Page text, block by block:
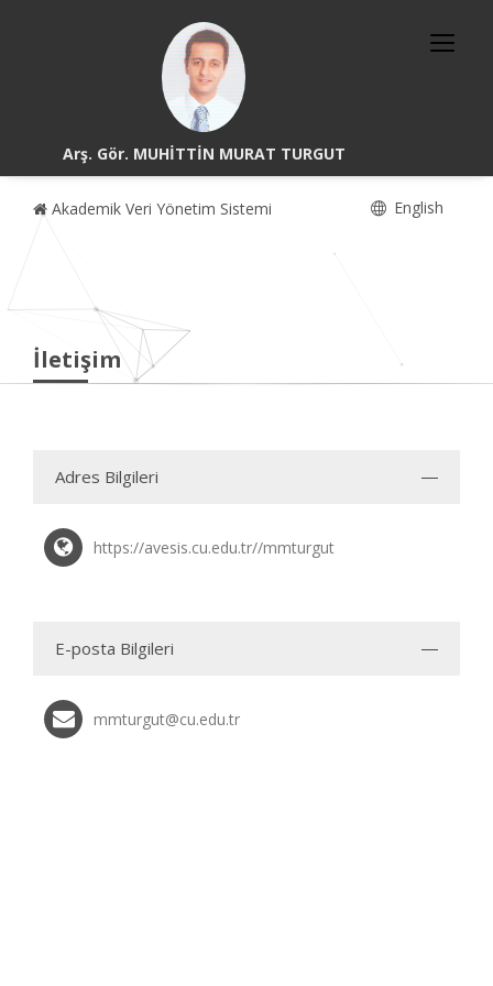
Arş. Gör. MUHİTTİN MURAT TURGUT
Akademik Veri Yönetim Sistemi English
İletişim
Adres Bilgileri
https://avesis.cu.edu.tr//mmturgut
E-posta Bilgileri
mmturgut@cu.edu.tr